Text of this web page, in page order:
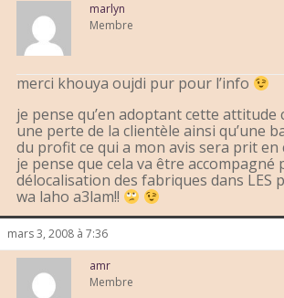
marlyn
Membre
merci khouya oujdi pur pour l’info
je pense qu’en adoptant cette attitude
une perte de la clientèle ainsi qu’une
du profit ce qui a mon avis sera prit en
je pense que cela va être accompagné
délocalisation des fabriques dans LES
wa laho a3lam!!
mars 3, 2008 à 7:36
amr
Membre